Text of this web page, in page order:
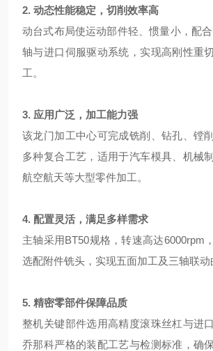
2. 动态性能稳定，切削效率高
动台式布局使运动部件轻、惯量小，配
轴与进口伺服驱动系统，实现高刚性重
工。
3. 应用广泛，加工能力强
该龙门加工中心可完成铣削、钻孔、镗
多种复合工艺，适用于汽车模具、机械
航空航天等大型零件加工。
4. 配置灵活，满足多样需求
主轴采用BT50规格，转速高达6000rpm
选配附件铣头，实现五面加工及三轴联动
5. 精密零部件保障品质
整机关键部件选用高精度滚珠丝杠与进
乔那科严格的装配工艺与检测标准，确